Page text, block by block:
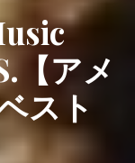
【アメ
スト